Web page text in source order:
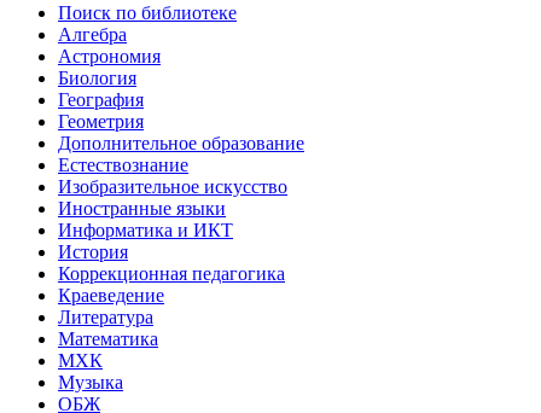
Поиск по библиотеке
Алгебра
Астрономия
Биология
География
Геометрия
Дополнительное образование
Естествознание
Изобразительное искусство
Иностранные языки
Информатика и ИКТ
История
Коррекционная педагогика
Краеведение
Литература
Математика
МХК
Музыка
ОБЖ